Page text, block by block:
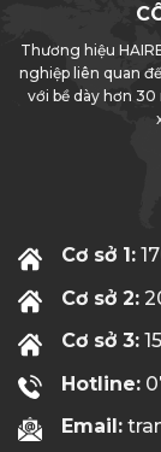
Thương hiệu
nghiệp liên quan
với bề dày hơn
Cơ sở 1:
Cơ sở 2:
Cơ sở 3:
Hotline:
Email: